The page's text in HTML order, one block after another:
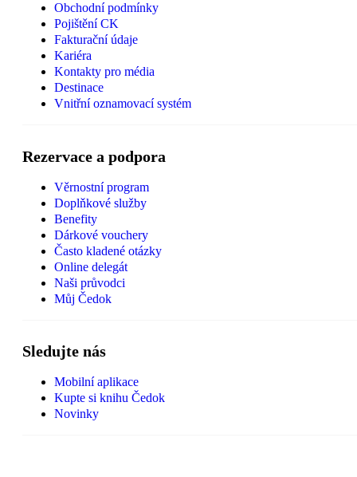
Obchodní podmínky
Pojištění CK
Fakturační údaje
Kariéra
Kontakty pro média
Destinace
Vnitřní oznamovací systém
Rezervace a podpora
Věrnostní program
Doplňkové služby
Benefity
Dárkové vouchery
Často kladené otázky
Online delegát
Naši průvodci
Můj Čedok
Sledujte nás
Mobilní aplikace
Kupte si knihu Čedok
Novinky